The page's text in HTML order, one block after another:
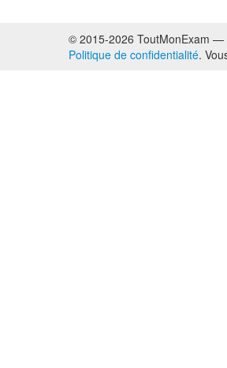
© 2015-2026 ToutMonExam —
Politique de confidentialité.